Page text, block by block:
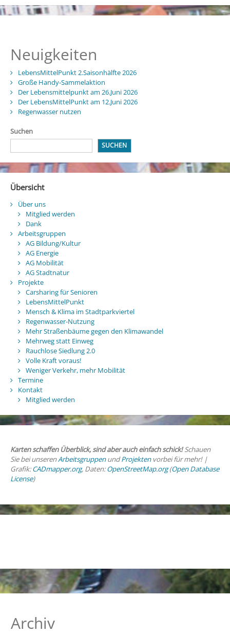
Neuigkeiten
LebensMittelPunkt 2.Saisonhälfte 2026
Große Handy-Sammelaktion
Der Lebensmittelpunkt am 26.Juni 2026
Der LebensMittelPunkt am 12.Juni 2026
Regenwasser nutzen
Suchen
SUCHEN
Übersicht
Über uns
Mitglied werden
Dank
Arbeitsgruppen
AG Bildung/Kultur
AG Energie
AG Mobilität
AG Stadtnatur
Projekte
Carsharing für Senioren
LebensMittelPunkt
Mensch & Klima im Stadtparkviertel
Regenwasser-Nutzung
Mehr Straßenbäume gegen den Klimawandel
Mehrweg statt Einweg
Rauchlose Siedlung 2.0
Volle Kraft voraus!
Weniger Verkehr, mehr Mobilität
Termine
Kontakt
Mitglied werden
Karten schaffen Überblick, sind aber auch einfach schick!Schauen
Sie bei unserenArbeitsgruppenundProjektenvorbei für mehr! |
Grafik:CADmapper.org, Daten:OpenStreetMap.org(Open Database
License)
Archiv